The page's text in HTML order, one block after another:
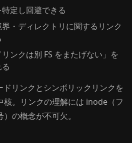
定し回避できる
・ディレクトリに関するリンク
ンクは別 FS をまたげない」を
ドリンクとシンボリックリンクを
核。リンクの理解には inode（フ
の概念が不可欠。